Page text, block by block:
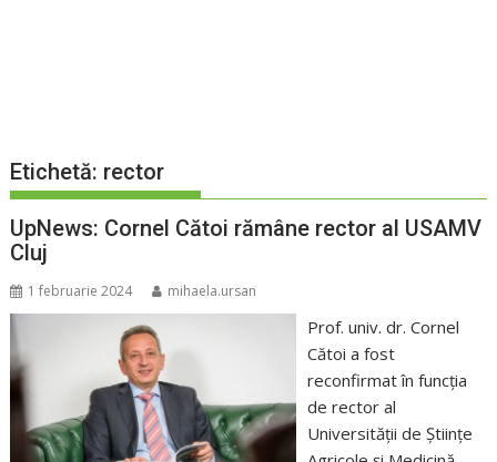
Etichetă: rector
UpNews: Cornel Cătoi rămâne rector al USAMV
Cluj
1 februarie 2024 mihaela.ursan
Prof. univ. dr. Cornel
Cătoi a fost
reconfirmat în funcția
de rector al
Universității de Științe